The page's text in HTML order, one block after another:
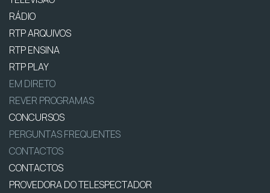
RÁDIO
RTP ARQUIVOS
RTP ENSINA
RTP PLAY
EM DIRETO
REVER PROGRAMAS
CONCURSOS
PERGUNTAS FREQUENTES
CONTACTOS
CONTACTOS
PROVEDORA DO TELESPECTADOR